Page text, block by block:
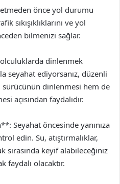
önce yol durumu
sıkışıklıklarını ve yol
bilmenizi sağlar.
dinlenmek
seyahat ediyorsanız, düzenli
dinlenmesi hem de
açısından faydalıdır.
Seyahat öncesinde yanınıza
edin. Su, atıştırmalıklar,
sırasında keyif alabileceğiniz
faydalı olacaktır.